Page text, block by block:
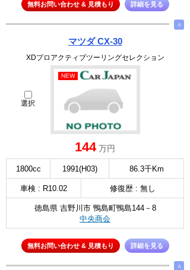
無料お問い合わせ & 見積もり 詳細を見る
∧
マツダ CX-30
XDプロアクティブツーリングセレクション
選択
NEW
144万円
1800cc 1991(H03) 86.3千Km
車検 : R10.02 修復歴 : 無し
徳島県 吉野川市 鴨島町鴨島144－8
中央商会
無料お問い合わせ & 見積もり 詳細を見る
∧